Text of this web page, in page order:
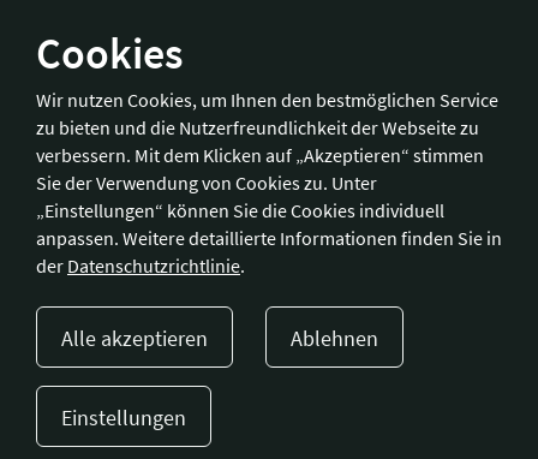
Cookies
Wir nutzen Cookies, um Ihnen den bestmöglichen Service
zu bieten und die Nutzerfreundlichkeit der Webseite zu
verbessern. Mit dem Klicken auf „Akzeptieren“ stimmen
Sie der Verwendung von Cookies zu. Unter
„Einstellungen“ können Sie die Cookies individuell
anpassen. Weitere detaillierte Informationen finden Sie in
der Datenschutzrichtlinie.
Alle akzeptieren Ablehnen
Einstellungen
Hotelverband Deutschland (IHA) / IHA-Service GmbH
Kronprinzenstraße 37
53173 Bonn
Telefon:
Fax:
+49 228 92 39 29-9
E-Mail:bonn@hotellerie.de
Wegbeschreibung
Presse Kontakt
Cookie-Einstellungen